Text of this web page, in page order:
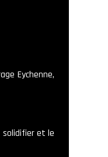
Eychenne,
solidifier et le